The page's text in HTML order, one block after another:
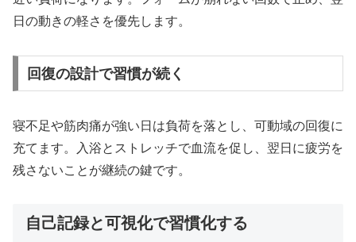
日の動きの軽さを優先します。
回復の設計で習慣が続く
寝不足や筋肉痛が強い日は負荷を落とし、可動域の回復に
充てます。入浴とストレッチで血流を促し、翌日に疲労を
残さないことが継続の鍵です。
自己記録と可視化で習慣化する